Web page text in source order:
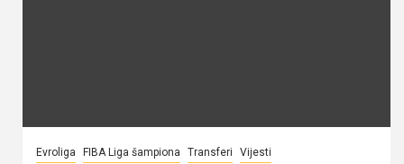
Evroliga FIBA Liga šampiona Transferi Vijesti